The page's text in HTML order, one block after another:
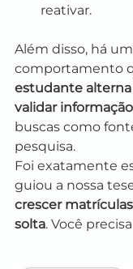
reativar.
Além disso, há um
comportamento
estudante alterna
validar informação
buscas como
pesquisa.
Foi exatamente
guiou a nossa
crescer
solta. Você